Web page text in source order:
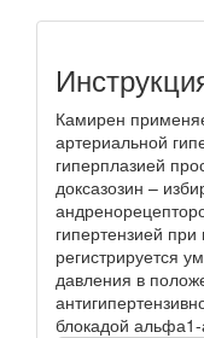
Камирен
артериальной
гиперплазией
доксазозин –
гипертензией
регистрируется
давления в
блокадой